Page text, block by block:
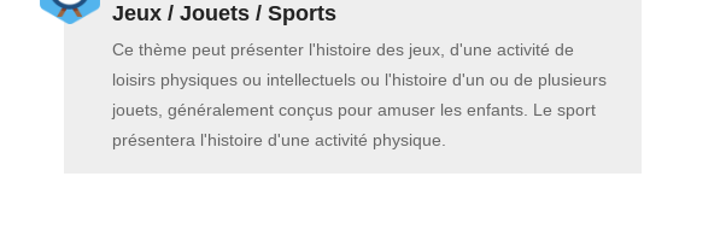
Jeux / Jouets / Sports
Ce thème peut présenter l'histoire des jeux, d'une activité de
loisirs physiques ou intellectuels ou l'histoire d'un ou de plusieurs
jouets, généralement conçus pour amuser les enfants. Le sport
présentera l'histoire d'une activité physique.